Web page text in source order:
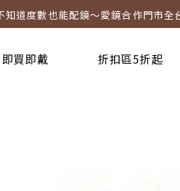
鏡祭 ~ 全館太陽眼鏡第二副5折!! 有
Sale！精選鏡框 6 折起！
上傳處方，建立度數即贈 $300 優惠券！
即買即戴 折扣區5折起